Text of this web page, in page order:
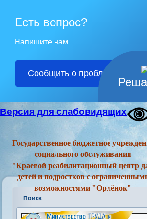
Есть вопрос?
Напишите нам
Сообщить о проблеме
Версия для слабовидящих
Государственное бюджетное
социального обслуживания
"Краевой реабилитационный центр
детей и подростков с
возможностями "Орлёнок"
Поиск